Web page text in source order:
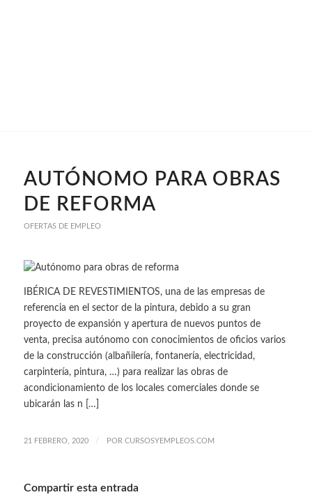
AUTÓNOMO PARA OBRAS
DE REFORMA
OFERTAS DE EMPLEO
IBÉRICA DE REVESTIMIENTOS, una de las empresas de
referencia en el sector de la pintura, debido a su gran
proyecto de expansión y apertura de nuevos puntos de
venta, precisa autónomo con conocimientos de oficios varios
de la construcción (albañilería, fontanería, electricidad,
carpintería, pintura, …) para realizar las obras de
acondicionamiento de los locales comerciales donde se
ubicarán las n […]
21 FEBRERO, 2020 / POR CURSOSYEMPLEOS.COM
Compartir esta entrada